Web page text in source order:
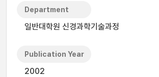
Department
일반대학원 신경과학기술과정
Publication Year
2002